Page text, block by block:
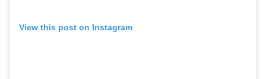
View this post on Instagram